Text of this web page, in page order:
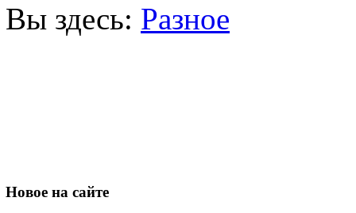
Вы здесь: Разное
Новое на сайте